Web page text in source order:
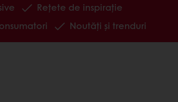
Rețete de inspirație
Noutăți și trenduri